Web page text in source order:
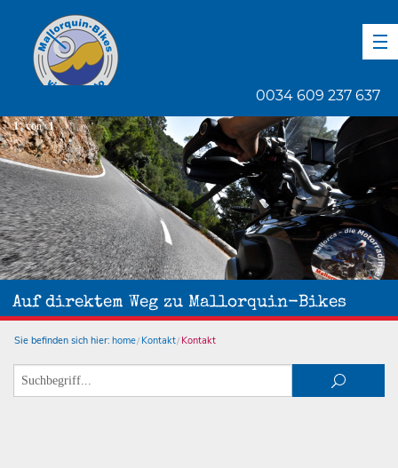
0034 609 237 637
Auf direktem Weg zu Mallorquin-Bikes
1 von 1
Sie befinden sich hier: home Kontakt Kontakt